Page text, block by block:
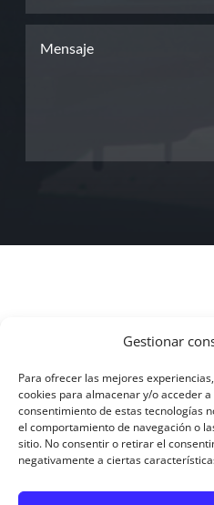
Gestionar
Para ofrecer las mejores
cookies para almacenar y/o acceder
consentimiento de estas tecnologías
el comportamiento de navegación o
sitio. No consentir o retirar el
negativamente a ciertas
Generation EU